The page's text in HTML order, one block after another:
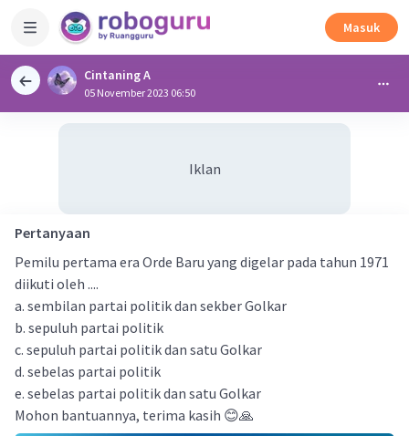
Masuk
Cintaning A
05 November 2023 06:50
Iklan
Pertanyaan
Pemilu pertama era Orde Baru yang digelar pada tahun 1971
diikuti oleh ....
a. sembilan partai politik dan sekber Golkar
b. sepuluh partai politik
c. sepuluh partai politik dan satu Golkar
d. sebelas partai politik
e. sebelas partai politik dan satu Golkar
Mohon bantuannya, terima kasih 😊🙏